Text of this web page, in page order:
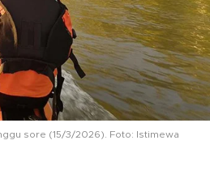
sore (15/3/2026). Foto: Istimewa